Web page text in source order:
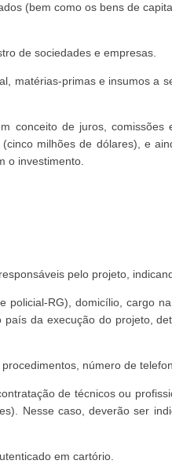
(bem como os bens de
de sociedades e empresas.
matérias-primas e insumos a
conceito de juros,
milhões de dólares), e
o investimento.
pelo projeto,
RG), domicílio, cargo
da execução do projeto,
número de
de técnicos ou
Nesse caso, deverão ser
em cartório.